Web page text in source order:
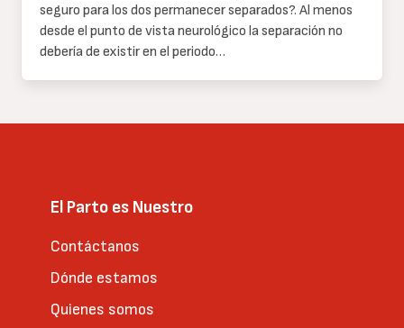
seguro para los dos permanecer separados?. Al menos
desde el punto de vista neurológico la separación no
debería de existir en el periodo…
El Parto es Nuestro
Contáctanos
Dónde estamos
Quienes somos